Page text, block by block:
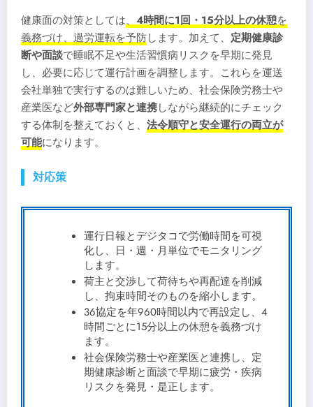
健康面の対策としては、 4時間に1回・15分以上の休憩を
義務づけ、過労運転を予防します。加えて、 定期健康診
断や面談で睡眠不足や生活習慣病リスクを早期に発見
し、必要に応じて運行計画を調整します。これらを運送
会社単独で実行するのは難しいため、社会保険労務士や
産業医など外部専門家と連携しながら継続的にチェック
する体制を整えておくと、 法令順守と安全運行の両立が
可能になります。
対応策
運行日報とデジタコで労働時間を可視
化し、日・週・月単位でモニタリング
します。
荷主と交渉して荷待ちや再配達を削減
し、拘束時間そのものを縮小します。
36協定を年960時間以内で再設定し、4
時間ごとに15分以上の休憩を義務づけ
ます。
社会保険労務士や産業医と連携し、定
期健康診断と面談で早期に疲労・疾病
リスクを発見・是正します。